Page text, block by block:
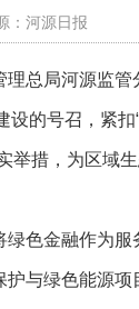
：河源日报
总局河源监
设的号召，紧
举措，为区域
色金融作为
与绿色能源